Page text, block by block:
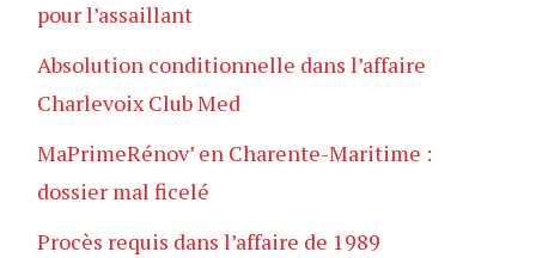
pour l’assaillant
Absolution conditionnelle dans l’affaire
Charlevoix Club Med
MaPrimeRénov’ en Charente-Maritime :
dossier mal ficelé
Procès requis dans l’affaire de 1989